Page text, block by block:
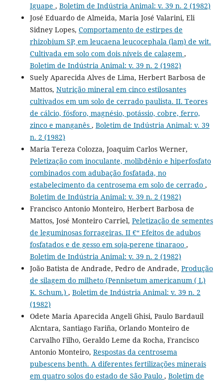
Iguape , Boletim de Indústria Animal: v. 39 n. 2 (1982)
José Eduardo de Almeida, Maria José Valarini, Eli
Sidney Lopes, Comportamento de estirpes de
rhizobium SP, em leucaena leucocephala (lam) de wit.
Cultivada em solo com dois níveis de calagem ,
Boletim de Indústria Animal: v. 39 n. 2 (1982)
Suely Aparecida Alves de Lima, Herbert Barbosa de
Mattos, Nutrição mineral em cinco estilosantes
cultivados em um solo de cerrado paulista. II. Teores
de cálcio, fósforo, magnésio, potássio, cobre, ferro,
zinco e manganês , Boletim de Indústria Animal: v. 39
n. 2 (1982)
Maria Tereza Colozza, Joaquim Carlos Werner,
Peletização com inoculante, molibdênio e hiperfosfato
combinados com adubação fosfatada, no
estabelecimento da centrosema em solo de cerrado ,
Boletim de Indústria Animal: v. 39 n. 2 (1982)
Francisco Antonio Monteiro, Herbert Barbosa de
Mattos, José Monteiro Carriel, Peletização de sementes
de leguminosas forrageiras. II €“ Efeitos de adubos
fosfatados e de gesso em soja-perene tinaraoo ,
Boletim de Indústria Animal: v. 39 n. 2 (1982)
João Batista de Andrade, Pedro de Andrade, Produção
de silagem do milheto (Pennisetum americanum ( L)
K. Schum.) , Boletim de Indústria Animal: v. 39 n. 2
(1982)
Odete Maria Aparecida Angeli Ghisi, Paulo Bardauil
Alcntara, Santiago Fariña, Orlando Monteiro de
Carvalho Filho, Geraldo Leme da Rocha, Francisco
Antonio Monteiro, Respostas da centrosema
pubescens benth. A diferentes fertilizações minerais
em quatro solos do estado de São Paulo , Boletim de